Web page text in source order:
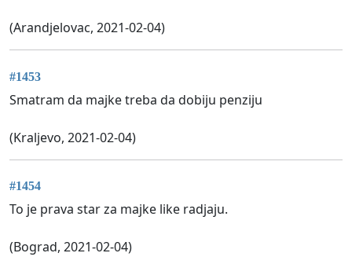
(Arandjelovac, 2021-02-04)
#1453
Smatram da majke treba da dobiju penziju
(Kraljevo, 2021-02-04)
#1454
To je prava star za majke like radjaju.
(Bograd, 2021-02-04)